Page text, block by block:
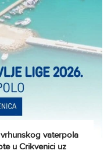
vaterpola
u Crikvenici uz